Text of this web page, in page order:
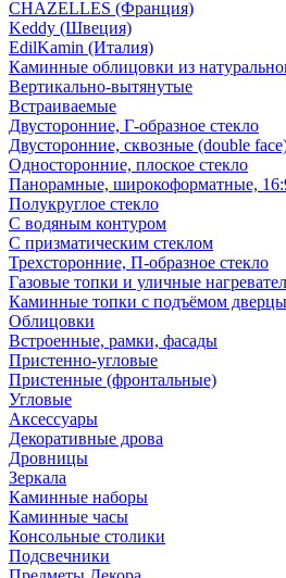
CHAZELLES (Франция)
Keddy (Швеция)
EdilKamin (Италия)
Каминные облицовки из
Вертикально-вытянутые
Встраиваемые
Двусторонние, Г-образное стекло
Двусторонние, сквозные (double
Односторонние, плоское стекло
Панорамные, широкоформатные,
Полукруглое стекло
С водяным контуром
С призматическим стеклом
Трехсторонние, П-образное стекло
Газовые топки и уличные
Каминные топки с подъёмом дверцы
Облицовки
Встроенные, рамки, фасады
Пристенно-угловые
Пристенные (фронтальные)
Угловые
Аксессуары
Декоративные дрова
Дровницы
Зеркала
Каминные наборы
Каминные часы
Консольные столики
Подсвечники